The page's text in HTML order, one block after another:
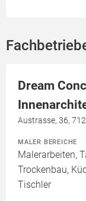
Dream
Austrasse, 36,
MALER BEREICHE
Malerarbeiten,
Trockenbau,
Tischler